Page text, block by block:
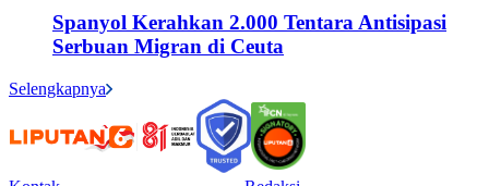
Spanyol Kerahkan 2.000 Tentara Antisipasi
Serbuan Migran di Ceuta
Selengkapnya